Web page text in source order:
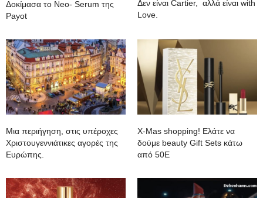
Δοκίμασα το Neo- Serum της
Payot
Δεν είναι Cartier, αλλά είναι with
Love.
Mια περιήγηση, στις υπέροχες
Χριστουγεννιάτικες αγορές της
Ευρώπης.
Χ-Mas shopping! Ελάτε να
δούμε beauty Gift Sets κάτω
από 50Ε